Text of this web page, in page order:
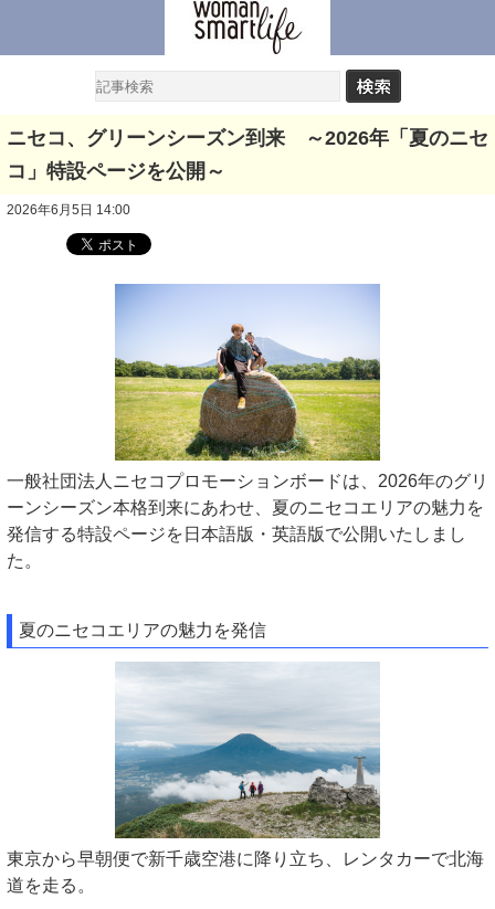
ニセコ、グリーンシーズン到来 ～2026年「夏のニセ
コ」特設ページを公開～
2026年6月5日 14:00
一般社団法人ニセコプロモーションボードは、2026年のグリ
ーンシーズン本格到来にあわせ、夏のニセコエリアの魅力を
発信する特設ページを日本語版・英語版で公開いたしまし
た。
夏のニセコエリアの魅力を発信
東京から早朝便で新千歳空港に降り立ち、レンタカーで北海
道を走る。